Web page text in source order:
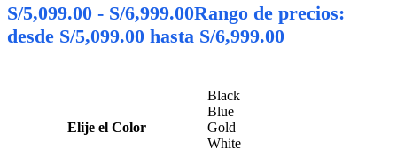
S/5,099.00 - S/6,999.00Rango de precios:
desde S/5,099.00 hasta S/6,999.00
Elije el Color
Black
Blue
Gold
White